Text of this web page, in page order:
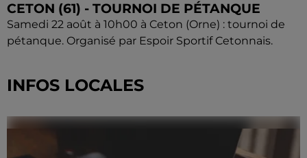
CETON (61) - TOURNOI DE PÉTANQUE
Samedi 22 août à 10h00 à Ceton (Orne) : tournoi de
pétanque. Organisé par Espoir Sportif Cetonnais.
INFOS LOCALES